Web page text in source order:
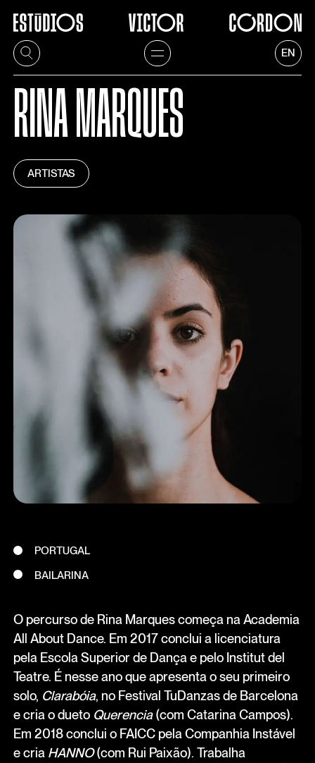
EN
RINA MARQUES
ARTISTAS
PORTUGAL
BAILARINA
O percurso de Rina Marques começa na Academia
All About Dance. Em 2017 conclui a licenciatura
pela Escola Superior de Dança e pelo Institut del
Teatre. É nesse ano que apresenta o seu primeiro
solo, Clarabóia, no Festival TuDanzas de Barcelona
e cria o dueto Querencia(com Catarina Campos).
Em 2018 conclui o FAICC pela Companhia Instável
e cria HANNO(com Rui Paixão). Trabalha